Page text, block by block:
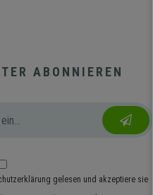
ABONNIEREN
gelesen und akzeptiere sie